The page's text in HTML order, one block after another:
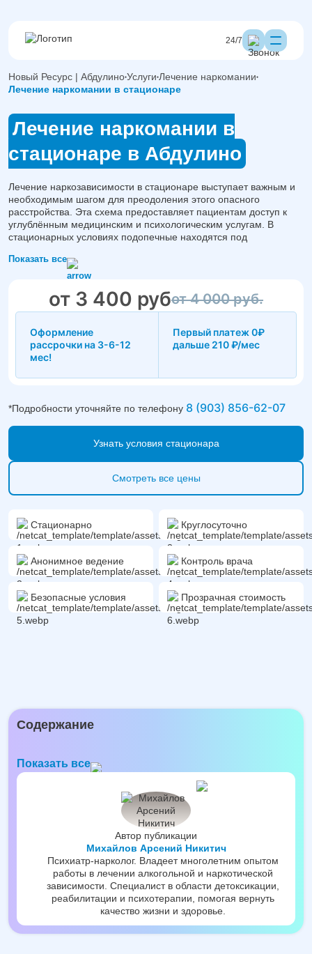
24/7
Новый Ресурс | АбдулиноУслуги Лечение наркомании
Лечение наркомании в стационаре
Лечение наркомании в
стационаре в Абдулино
Лечение наркозависимости в стационаре выступает важным и
необходимым шагом для преодоления этого опасного
расстройства. Эта схема предоставляет пациентам доступ к
углублённым медицинским и психологическим услугам. В
стационарных условиях подопечные находятся под
срыва. Такой подход позволяет не только избавиться от
физической тяги, но также начать работу над психологическими
Наш лицензированный реабилитационный центр лечит
наркозависимость конфиденциально, без постановки на учёт.
ремиссию. Для бесплатной консультации позвоните на
бесплатный номер +7(903)856-62-07. Работаем круглосуточно,
ежедневно.
Показать все
от 4 000 руб.
от 3 400 руб
Оформление
рассрочки на 3-6-12
мес!
Первый платеж 0₽
дальше 210 ₽/мес
*Подробности уточняйте по телефону 8 (903) 856-62-07
Узнать условия стационара
Смотреть все цены
Стационарно Круглосуточно
Анонимное ведение Контроль врача
Безопасные условия Прозрачная стоимость
Содержание
Показать все
Автор публикации
Михайлов Арсений Никитич
Психиатр-нарколог. Владеет многолетним опытом
работы в лечении алкогольной и наркотической
зависимости. Специалист в области детоксикации,
реабилитации и психотерапии, помогая вернуть
качество жизни и здоровье.